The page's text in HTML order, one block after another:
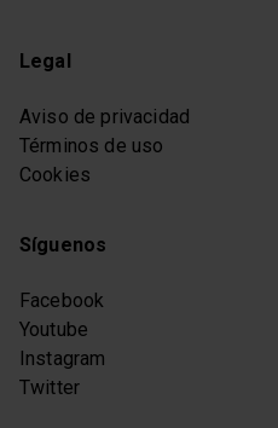
Legal
Aviso de privacidad
Términos de uso
Cookies
Síguenos
Facebook
Youtube
Instagram
Twitter